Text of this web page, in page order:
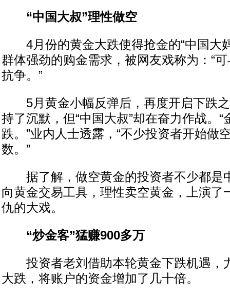
“中国大叔”理性做空
4月份的黄金大跌使得抢金的“中国大
群体强劲的购金需求，被网友戏称为：“
抗争。”
5月黄金小幅反弹后，再度开启下跌之
持了沉默，但“中国大叔”却在奋力作战。
跌。”业内人士透露，“不少投资者开始做
数。”
据了解，做空黄金的投资者不少都是
向黄金交易工具，理性卖空黄金，上演了
仇的大戏。
“炒金客”猛赚900多万
投资者老刘借助本轮黄金下跌机遇，
大跌，将账户的资金增加了几十倍。